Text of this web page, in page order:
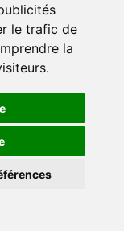
le trafic de
la